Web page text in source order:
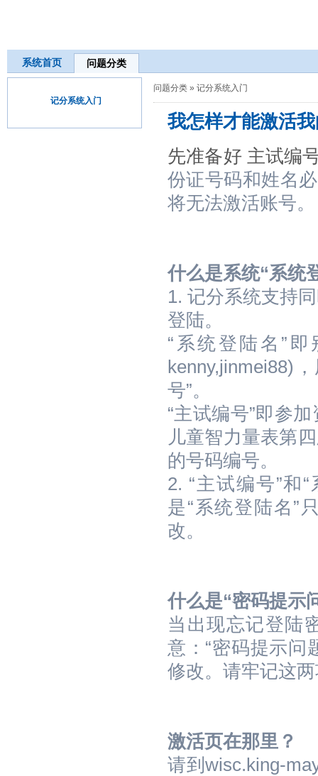
系统首页 问题分类
问题分类 » 记分系统入门
我怎样才能激活
先准备好 主试编
份证号码和姓名
将无法激活账号。
什么是系统“系统
1. 记分系统支持
登陆。
“系统登陆名”
kenny,jinmei88)
号”。
“主试编号”即参
儿童智力量表第
的号码编号。
2. “主试编号”和
是“系统登陆名”
改。
什么是“密码提示
当出现忘记登陆
意：“密码提示问
修改。请牢记这
激活页在那里？
请到wisc.king-
记分系统入门